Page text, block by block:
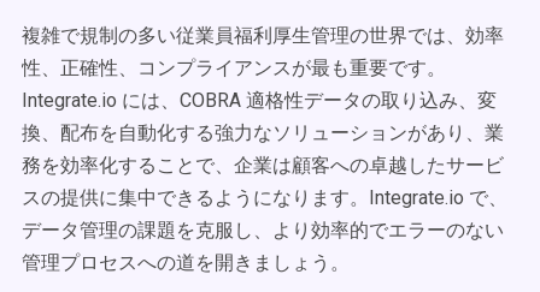
複雑で規制の多い従業員福利厚生管理の世界では、効率
性、正確性、コンプライアンスが最も重要です。
Integrate.io には、COBRA 適格性データの取り込み、変
換、配布を自動化する強力なソリューションがあり、業
務を効率化することで、企業は顧客への卓越したサービ
スの提供に集中できるようになります。Integrate.io で、
データ管理の課題を克服し、より効率的でエラーのない
管理プロセスへの道を開きましょう。